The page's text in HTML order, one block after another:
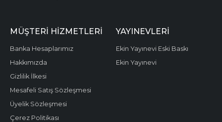
MÜŞTERI HIZMETLERI
Banka Hesaplarımız
Hakkımızda
Gizlilik İlkesi
Mesafeli Satış Sözleşmesi
Üyelik Sözleşmesi
Çerez Politikası
YAYINEVLERI
Ekin Yayınevi Eski Baskı
Ekin Yayınevi